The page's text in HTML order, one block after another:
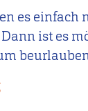
es
ist es